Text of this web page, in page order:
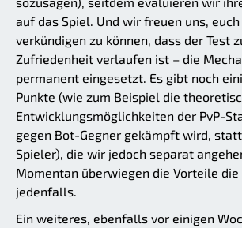
auf das Spiel. Und wir freuen uns,
verkündigen zu können, dass der Test
Zufriedenheit verlaufen ist – die
permanent eingesetzt. Es gibt noch
Punkte (wie zum Beispiel die
Entwicklungsmöglichkeiten der PvP-
gegen Bot-Gegner gekämpft wird,
Spieler), die wir jedoch separat
Momentan überwiegen die Vorteile
jedenfalls.
Ein weiteres, ebenfalls vor einigen